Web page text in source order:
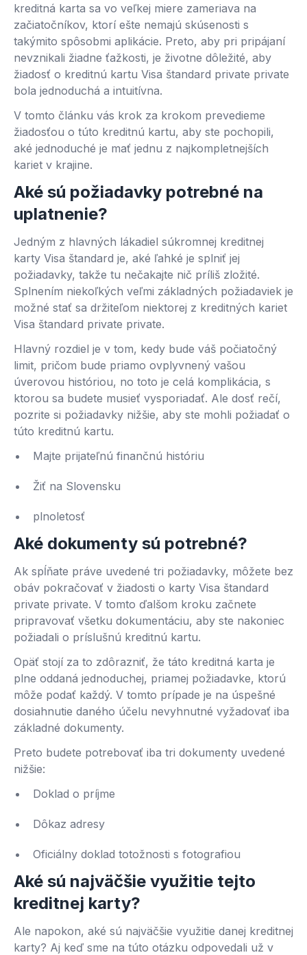
kreditná karta sa vo veľkej miere zameriava na
začiatočníkov, ktorí ešte nemajú skúsenosti s
takýmito spôsobmi aplikácie. Preto, aby pri pripájaní
nevznikali žiadne ťažkosti, je životne dôležité, aby
žiadosť o kreditnú kartu Visa štandard private private
bola jednoduchá a intuitívna.
V tomto článku vás krok za krokom prevedieme
žiadosťou o túto kreditnú kartu, aby ste pochopili,
aké jednoduché je mať jednu z najkompletnejších
kariet v krajine.
Aké sú požiadavky potrebné na
uplatnenie?
Jedným z hlavných lákadiel súkromnej kreditnej
karty Visa štandard je, aké ľahké je splniť jej
požiadavky, takže tu nečakajte nič príliš zložité.
Splnením niekoľkých veľmi základných požiadaviek je
možné stať sa držiteľom niektorej z kreditných kariet
Visa štandard private private.
Hlavný rozdiel je v tom, kedy bude váš počiatočný
limit, pričom bude priamo ovplyvnený vašou
úverovou históriou, no toto je celá komplikácia, s
ktorou sa budete musieť vysporiadať. Ale dosť rečí,
pozrite si požiadavky nižšie, aby ste mohli požiadať o
túto kreditnú kartu.
Majte prijateľnú finančnú históriu
Žiť na Slovensku
plnoletosť
Aké dokumenty sú potrebné?
Ak spĺňate práve uvedené tri požiadavky, môžete bez
obáv pokračovať v žiadosti o karty Visa štandard
private private. V tomto ďalšom kroku začnete
pripravovať všetku dokumentáciu, aby ste nakoniec
požiadali o príslušnú kreditnú kartu.
Opäť stojí za to zdôrazniť, že táto kreditná karta je
plne oddaná jednoduchej, priamej požiadavke, ktorú
môže podať každý. V tomto prípade je na úspešné
dosiahnutie daného účelu nevyhnutné vyžadovať iba
základné dokumenty.
Preto budete potrebovať iba tri dokumenty uvedené
nižšie:
Doklad o príjme
Dôkaz adresy
Oficiálny doklad totožnosti s fotografiou
Aké sú najväčšie využitie tejto
kreditnej karty?
Ale napokon, aké sú najväčšie využitie danej kreditnej
karty? Aj keď sme na túto otázku odpovedali už v